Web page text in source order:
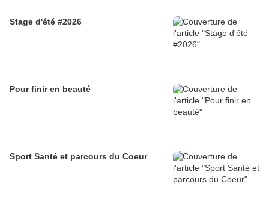
Stage d'été #2026
Pour finir en beauté
Sport Santé et parcours du Coeur